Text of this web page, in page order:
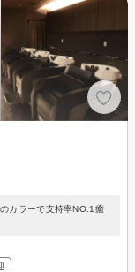
カラーで支持率NO.1癒